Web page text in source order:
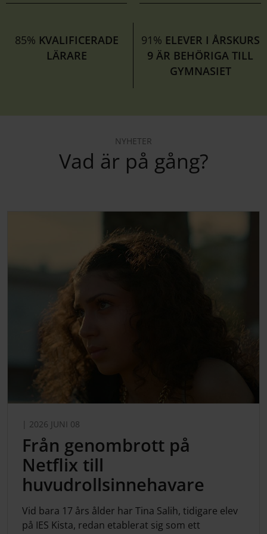
85% KVALIFICERADE
LÄRARE
91% ELEVER I ÅRSKURS
9 ÄR BEHÖRIGA TILL
GYMNASIET
NYHETER
Vad är på gång?
| 2026 JUNI 08
Från genombrott på
Netflix till
huvudrollsinnehavare
Vid bara 17 års ålder har Tina Salih, tidigare elev
på IES Kista, redan etablerat sig som ett